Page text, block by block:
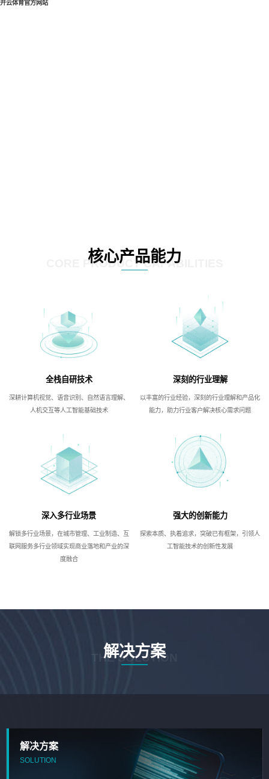
开云体育官方网站
核心产品能力
CORE PRODUCT CAPABILITIES
全栈自研技术
深耕计算机视觉、语音识别、自然语言理解、
人机交互等人工智能基础技术
深刻的行业理解
以丰富的行业经验，深刻的行业理解和产品化
能力，助力行业客户解决核心需求问题
深入多行业场景
解锁多行业场景，在城市管理、工业制造、互
联网服务多行业领域实现商业落地和产业的深
度融合
强大的创新能力
探索本质、执着追求，突破已有框架，引领人
工智能技术的创新性发展
解决方案
THE SOLUTION
解决方案
SOLUTION